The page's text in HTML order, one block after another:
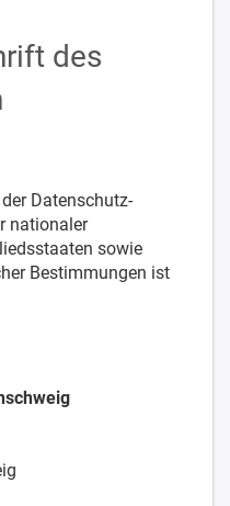
des
Datenschutz-
nationaler
sowie
Bestimmungen ist